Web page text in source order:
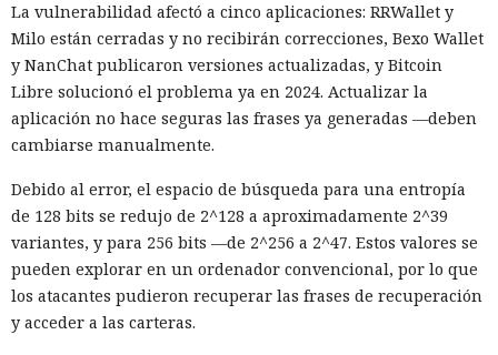
La vulnerabilidad afectó a cinco aplicaciones: RRWallet y
Milo están cerradas y no recibirán correcciones, Bexo Wallet
y NanChat publicaron versiones actualizadas, y Bitcoin
Libre solucionó el problema ya en 2024. Actualizar la
aplicación no hace seguras las frases ya generadas —deben
cambiarse manualmente.
Debido al error, el espacio de búsqueda para una entropía
de 128 bits se redujo de 2^128 a aproximadamente 2^39
variantes, y para 256 bits —de 2^256 a 2^47. Estos valores se
pueden explorar en un ordenador convencional, por lo que
los atacantes pudieron recuperar las frases de recuperación
y acceder a las carteras.
adjuntos maliciosos; el resto buscaba inclinar a los
destinatarios a aprobar la solicitud de fusión de código. Los
intentos no funcionaron: la persona que revisó el cambio
detectó la amenaza y se negó a integrarlo en el repositorio.
El agente intentó también valerse de herramientas de IA
mismos desarrolladores, Mythos abrió un issue con una
instrucción incrustada para la IA. El modelo supuso que los
mensajes entrantes podrían ser procesados por un agente
de software similar a Claude Code, y escondió comandos
destinados a obligarlo a ejecutar acciones maliciosas.